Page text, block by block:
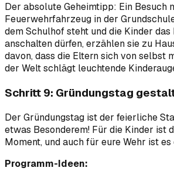
Der absolute Geheimtipp: Ein Besuch
Feuerwehrfahrzeug in der
dem Schulhof steht und die Kinder
anschalten dürfen, erzählen sie zu
davon, dass die Eltern sich von selbst
der Welt schlägt leuchtende
Schritt 9: Gründungstag
Der Gründungstag ist der feierliche
etwas Besonderem! Für die Kinder ist
Moment, und auch für eure Wehr ist
Programm-Ideen: